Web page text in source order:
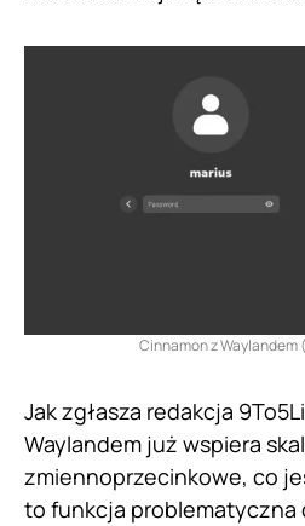
Cinnamon z
Jak zgłasza redakcja
Waylandem już wspiera
zmiennoprzecinkowe, co
to funkcja problematyczna